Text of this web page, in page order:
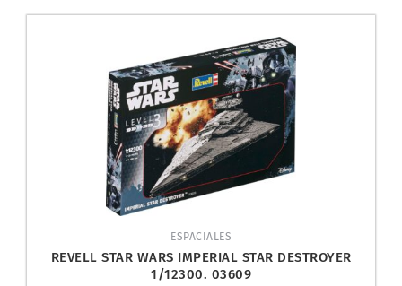
ESPACIALES
REVELL STAR WARS IMPERIAL STAR DESTROYER
1/12300. 03609